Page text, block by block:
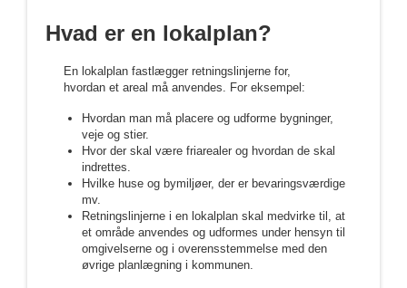
Hvad er en lokalplan?
En lokalplan fastlægger retningslinjerne for,
hvordan et areal må anvendes. For eksempel:
Hvordan man må placere og udforme bygninger,
veje og stier.
Hvor der skal være friarealer og hvordan de skal
indrettes.
Hvilke huse og bymiljøer, der er bevaringsværdige
mv.
Retningslinjerne i en lokalplan skal medvirke til, at
et område anvendes og udformes under hensyn til
omgivelserne og i overensstemmelse med den
øvrige planlægning i kommunen.